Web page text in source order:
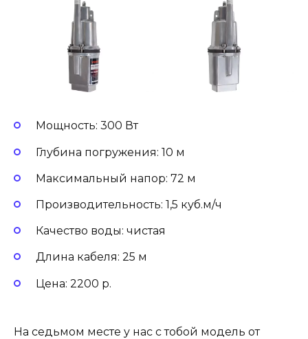
Мощность: 300 Вт
Глубина погружения: 10 м
Максимальный напор: 72 м
Производительность: 1,5 куб.м/ч
Качество воды: чистая
Длина кабеля: 25 м
Цена: 2200 р.
На седьмом месте у нас с тобой модель от